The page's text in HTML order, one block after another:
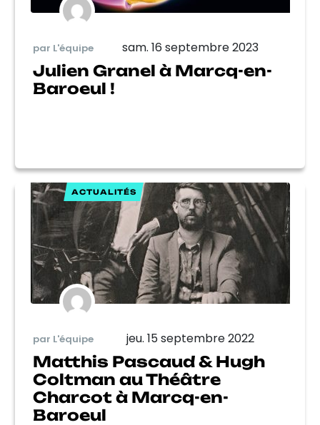
par L'équipe sam. 16 septembre 2023
Julien Granel à Marcq-en-
Baroeul !
ACTUALITÉS
par L'équipe jeu. 15 septembre 2022
Matthis Pascaud & Hugh
Coltman au Théâtre
Charcot à Marcq-en-
Baroeul